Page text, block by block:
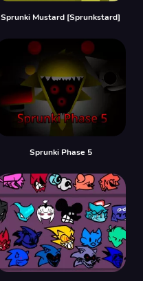
Sprunki Mustard [Sprunkstard]
Sprunki Phase 5